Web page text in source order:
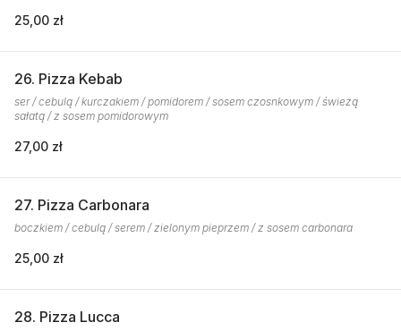
25,00 zł
26. Pizza Kebab
ser / cebulą / kurczakiem / pomidorem / sosem czosnkowym / świeżą
sałatą / z sosem pomidorowym
27,00 zł
27. Pizza Carbonara
boczkiem / cebulą / serem / zielonym pieprzem / z sosem carbonara
25,00 zł
28. Pizza Lucca